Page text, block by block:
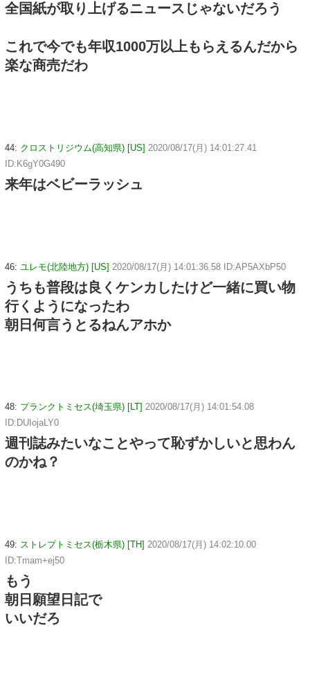
全国紙が取り上げるニュースじゃないだろう
これで今でも年収1000万以上もらえるんだから
楽な商売だわ
44: クロストリジウム(高知県) [US] 2020/08/17(月) 14:01:27.41
ID:K6gY0G490
来年はベビーラッシュ
46: ユレモ(北陸地方) [US] 2020/08/17(月) 14:01:36.58 ID:AP5AXbP50
うちも普段は良くケンカしたけど一緒に買い物
行くようになったわ
朝日何言うとるねんアホか
48: プランクトミセス(埼玉県) [LT] 2020/08/17(月) 14:01:54.08
ID:DUIojaLY0
週刊誌みたいなことやって恥ずかしいと思わん
のかね？
49: ストレプトミセス(栃木県) [TH] 2020/08/17(月) 14:02:10.00
ID:Tmam+ej50
もう
朝日願望日記で
いいだろ